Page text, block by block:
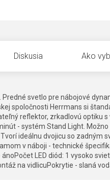
Diskusia Ako
Predné svetlo pre nábojové
spoločnosti Herrmans si
reflektor, zrkadlovú optiku
- systém Stand Light.
ideálnu dvojicu so zadným
v náboji - technické
LED diód: 1 vysoko
na vidlicuPokrytie - slaná